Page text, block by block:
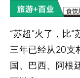
“苏超”火了，比“
三年已经从20支
国、巴西、阿根